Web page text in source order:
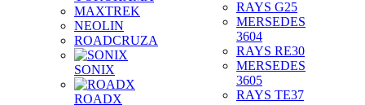
MAXTREK
NEOLIN
ROADCRUZA
SONIX
ROADX
RAYS G25
MERSEDES
3604
RAYS RE30
MERSEDES
3605
RAYS TE37